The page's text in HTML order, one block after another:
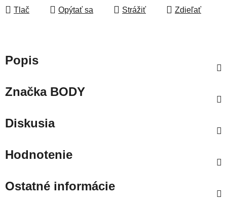
Tlač Opýtať sa Strážiť Zdieľať
Popis
ZnačkaBODY
Diskusia
Hodnotenie
Ostatné informácie